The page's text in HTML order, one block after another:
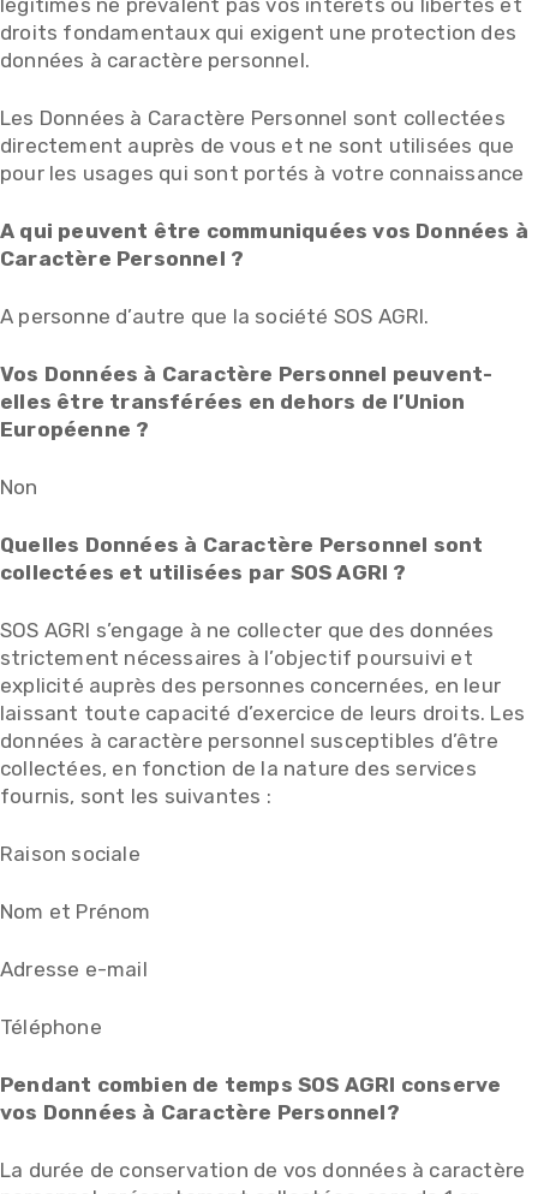
légitimes ne prévalent pas vos intérêts ou libertés et
droits fondamentaux qui exigent une protection des
données à caractère personnel.
Les Données à Caractère Personnel sont collectées
directement auprès de vous et ne sont utilisées que
pour les usages qui sont portés à votre connaissance
A qui peuvent être communiquées vos Données à
Caractère Personnel ?
A personne d’autre que la société SOS AGRI.
Vos Données à Caractère Personnel peuvent-
elles être transférées en dehors de l’Union
Européenne ?
Non
Quelles Données à Caractère Personnel sont
collectées et utilisées par SOS AGRI ?
SOS AGRI s’engage à ne collecter que des données
strictement nécessaires à l’objectif poursuivi et
explicité auprès des personnes concernées, en leur
laissant toute capacité d’exercice de leurs droits. Les
données à caractère personnel susceptibles d’être
collectées, en fonction de la nature des services
fournis, sont les suivantes :
Raison sociale
Nom et Prénom
Adresse e-mail
Téléphone
Pendant combien de temps SOS AGRI conserve
vos Données à Caractère Personnel?
La durée de conservation de vos données à caractère